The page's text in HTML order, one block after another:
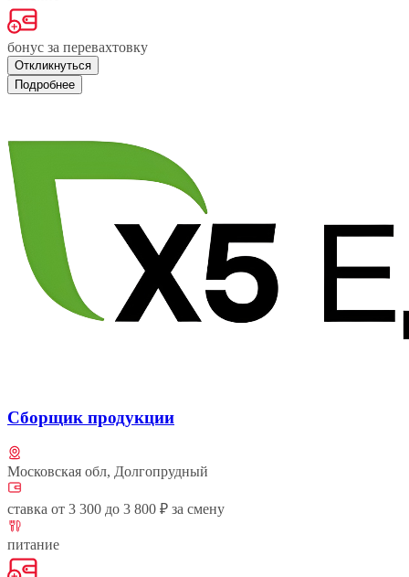
бонус за перевахтовку
Откликнуться
Подробнее
Сборщик продукции
Московская обл, Долгопрудный
ставка от 3 300 до 3 800 ₽ за смену
питание